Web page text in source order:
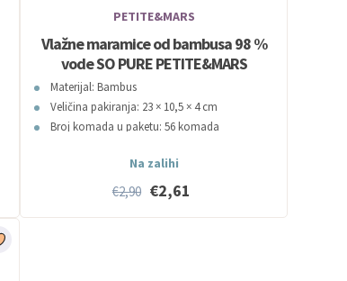
PETITE&MARS
Vlažne maramice od bambusa 98 %
vode SO PURE PETITE&MARS
Materijal: Bambus
Veličina pakiranja: 23 × 10,5 × 4 cm
Broj komada u paketu: 56 komada
Na zalihi
€2,90 €2,61